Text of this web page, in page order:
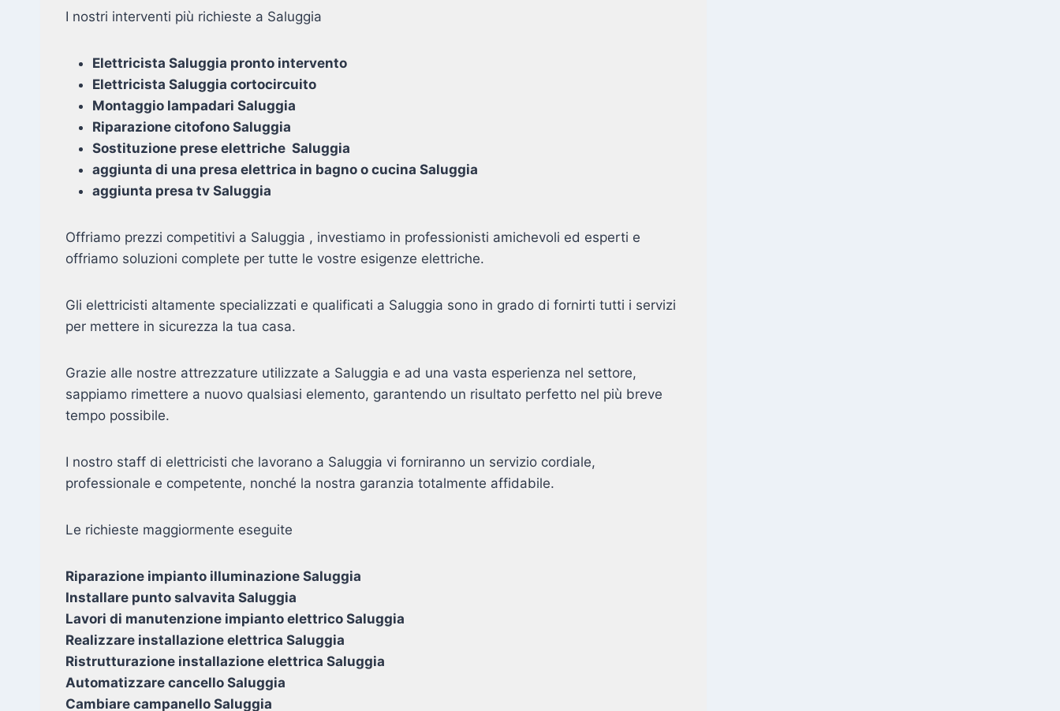
I nostri interventi più richieste a Saluggia
Elettricista Saluggia pronto intervento
Elettricista Saluggia cortocircuito
Montaggio lampadari Saluggia
Riparazione citofono Saluggia
Sostituzione prese elettriche Saluggia
aggiunta di una presa elettrica in bagno o cucina Saluggia
aggiunta presa tv Saluggia
Offriamo prezzi competitivi a Saluggia , investiamo in professionisti amichevoli ed esperti e
offriamo soluzioni complete per tutte le vostre esigenze elettriche.
Gli elettricisti altamente specializzati e qualificati a Saluggia sono in grado di fornirti tutti i servizi
per mettere in sicurezza la tua casa.
Grazie alle nostre attrezzature utilizzate a Saluggia e ad una vasta esperienza nel settore,
sappiamo rimettere a nuovo qualsiasi elemento, garantendo un risultato perfetto nel più breve
tempo possibile.
I nostro staff di elettricisti che lavorano a Saluggia vi forniranno un servizio cordiale,
professionale e competente, nonché la nostra garanzia totalmente affidabile.
Le richieste maggiormente eseguite
Riparazione impianto illuminazione Saluggia
Installare punto salvavita Saluggia
Lavori di manutenzione impianto elettrico Saluggia
Realizzare installazione elettrica Saluggia
Ristrutturazione installazione elettrica Saluggia
Automatizzare cancello Saluggia
Cambiare campanello Saluggia